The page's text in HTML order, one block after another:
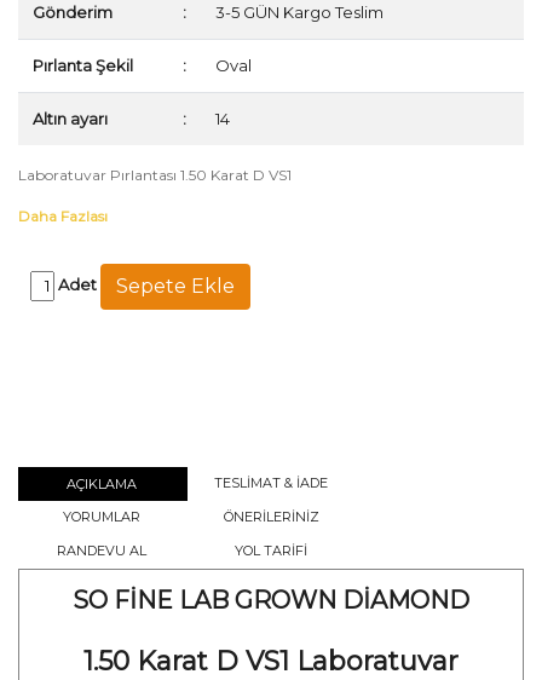
Gönderim : 3-5 GÜN Kargo Teslim
Pırlanta Şekil : Oval
Altın ayarı : 14
Laboratuvar Pırlantası 1.50 Karat D VS1
Daha Fazlası
Adet
AÇIKLAMA
TESLİMAT & İADE
YORUMLAR
ÖNERİLERİNİZ
RANDEVU AL
YOL TARİFİ
SO FİNE LAB GROWN DİAMOND
1.50 Karat D VS1 Laboratuvar